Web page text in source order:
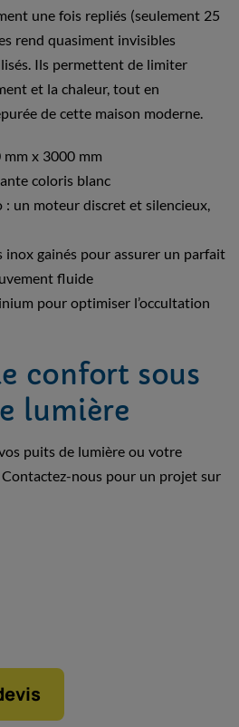
une fois repliés (seulement 25
rend quasiment invisibles
Ils permettent de limiter
et la chaleur, tout en
de cette maison moderne.
x 3000 mm
coloris blanc
un moteur discret et silencieux,
inox gainés pour assurer un parfait
fluide
pour optimiser l’occultation
confort sous
lumière
puits de lumière ou votre
nous pour un projet sur